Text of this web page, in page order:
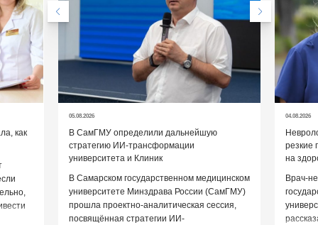
как
05.08.2026
В СамГМУ определили дальнейшую
стратегию ИИ-трансформации
университета и Клиник
В Самарском государственном медицинском
университете Минздрава России (СамГМУ)
прошла проектно-аналитическая сессия,
посвящённая стратегии ИИ-
04.08.2026
резкие
на
Врач-